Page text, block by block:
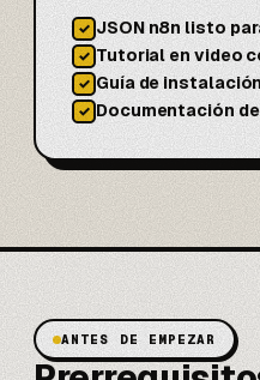
✓ JSON n8n listo
✓ Tutorial en video
✓ Guía de
✓ Documentación
ANTES DE EMPEZAR